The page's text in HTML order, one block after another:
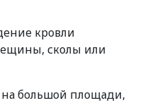
кровли
сколы или
большой площади,